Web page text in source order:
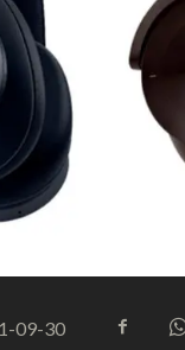
09-30